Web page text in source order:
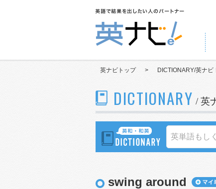
英ナビトップ > DICTIONARY/英ナビ
DICTIONARY / 英
swing around